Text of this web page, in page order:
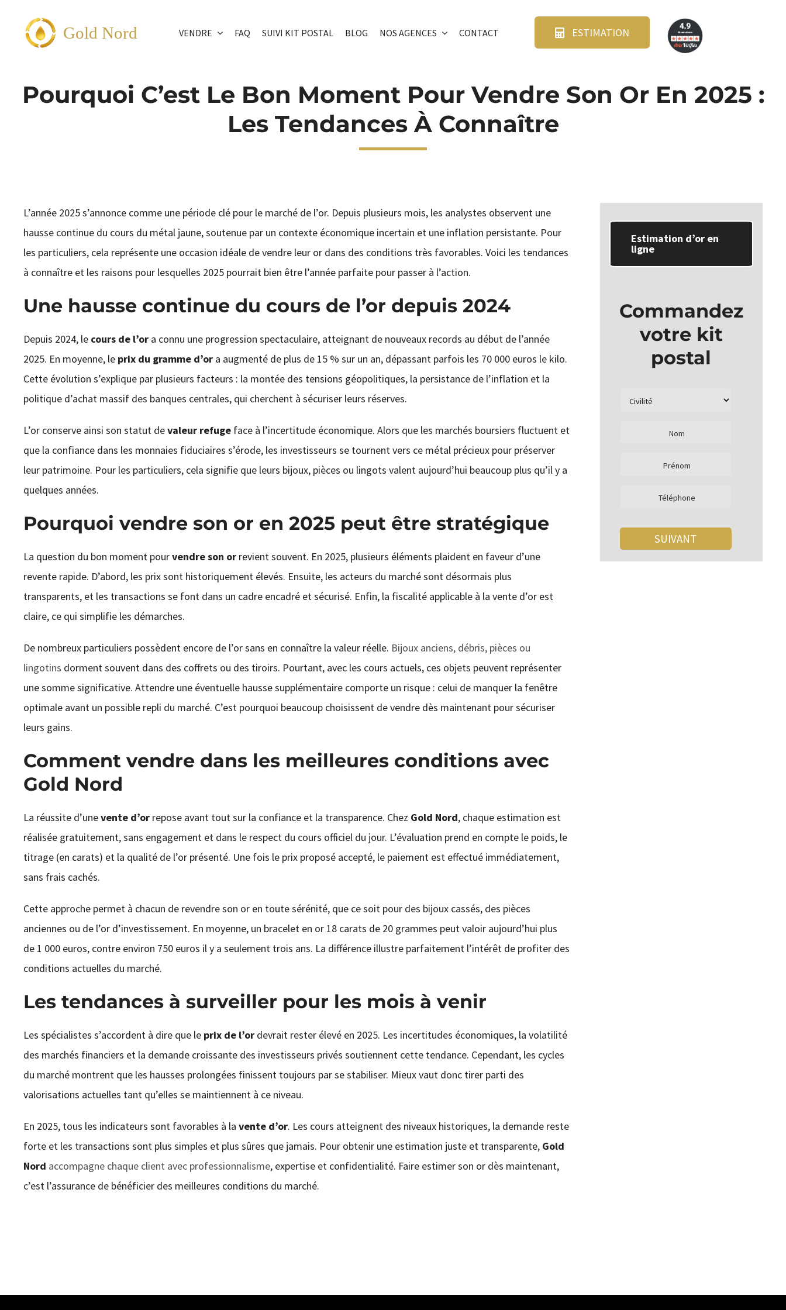
contenu
Gold Nord VENDRE FAQ SUIVI KIT POSTAL BLOG NOS AGENCES CONTACT ESTIMATION
Pourquoi C’est Le Bon Moment Pour Vendre Son Or En 2025 :
Les Tendances À Connaître
L’année 2025 s’annonce comme une période clé pour le marché de l’or. Depuis plusieurs mois, les analystes observent une
hausse continue du cours du métal jaune, soutenue par un contexte économique incertain et une inflation persistante. Pour
les particuliers, cela représente une occasion idéale de vendre leur or dans des conditions très favorables. Voici les tendances
à connaître et les raisons pour lesquelles 2025 pourrait bien être l’année parfaite pour passer à l’action.
Une hausse continue du cours de l’or depuis 2024
Depuis 2024, le cours de l’ora connu une progression spectaculaire, atteignant de nouveaux records au début de l’année
2025. En moyenne, le prix du gramme d’ora augmenté de plus de 15 % sur un an, dépassant parfois les 70 000 euros le kilo.
Cette évolution s’explique par plusieurs facteurs : la montée des tensions géopolitiques, la persistance de l’inflation et la
politique d’achat massif des banques centrales, qui cherchent à sécuriser leurs réserves.
L’or conserve ainsi son statut devaleur refugeface à l’incertitude économique. Alors que les marchés boursiers fluctuent et
que la confiance dans les monnaies fiduciaires s’érode, les investisseurs se tournent vers ce métal précieux pour préserver
leur patrimoine. Pour les particuliers, cela signifie que leurs bijoux, pièces ou lingots valent aujourd’hui beaucoup plus qu’il y a
quelques années.
Pourquoi vendre son or en 2025 peut être stratégique
La question du bon moment pourvendre son orrevient souvent. En 2025, plusieurs éléments plaident en faveur d’une
revente rapide. D’abord, les prix sont historiquement élevés. Ensuite, les acteurs du marché sont désormais plus
transparents, et les transactions se font dans un cadre encadré et sécurisé. Enfin, la fiscalité applicable à la vente d’or est
claire, ce qui simplifie les démarches.
De nombreux particuliers possèdent encore de l’or sans en connaître la valeur réelle. Bijoux anciens, débris, pièces ou
lingotins dorment souvent dans des coffrets ou des tiroirs. Pourtant, avec les cours actuels, ces objets peuvent représenter
une somme significative. Attendre une éventuelle hausse supplémentaire comporte un risque : celui de manquer la fenêtre
optimale avant un possible repli du marché. C’est pourquoi beaucoup choisissent de vendre dès maintenant pour sécuriser
leurs gains.
Comment vendre dans les meilleures conditions avec
Gold Nord
La réussite d’unevente d’orrepose avant tout sur la confiance et la transparence. Chez Gold Nord, chaque estimation est
réalisée gratuitement, sans engagement et dans le respect du cours officiel du jour. L’évaluation prend en compte le poids, le
titrage (en carats) et la qualité de l’or présenté. Une fois le prix proposé accepté, le paiement est effectué immédiatement,
sans frais cachés.
Cette approche permet à chacun de revendre son or en toute sérénité, que ce soit pour des bijoux cassés, des pièces
anciennes ou de l’or d’investissement. En moyenne, un bracelet en or 18 carats de 20 grammes peut valoir aujourd’hui plus
de 1 000 euros, contre environ 750 euros il y a seulement trois ans. La différence illustre parfaitement l’intérêt de profiter des
conditions actuelles du marché.
Les tendances à surveiller pour les mois à venir
Les spécialistes s’accordent à dire que le prix de l’ordevrait rester élevé en 2025. Les incertitudes économiques, la volatilité
des marchés financiers et la demande croissante des investisseurs privés soutiennent cette tendance. Cependant, les cycles
du marché montrent que les hausses prolongées finissent toujours par se stabiliser. Mieux vaut donc tirer parti des
valorisations actuelles tant qu’elles se maintiennent à ce niveau.
En 2025, tous les indicateurs sont favorables à la vente d’or. Les cours atteignent des niveaux historiques, la demande reste
forte et les transactions sont plus simples et plus sûres que jamais. Pour obtenir une estimation juste et transparente, Gold
Nord accompagne chaque client avec professionnalisme, expertise et confidentialité. Faire estimer son or dès maintenant,
c’est l’assurance de bénéficier des meilleures conditions du marché.
Estimation d’or en
ligne
Commandez
votre kit
postal